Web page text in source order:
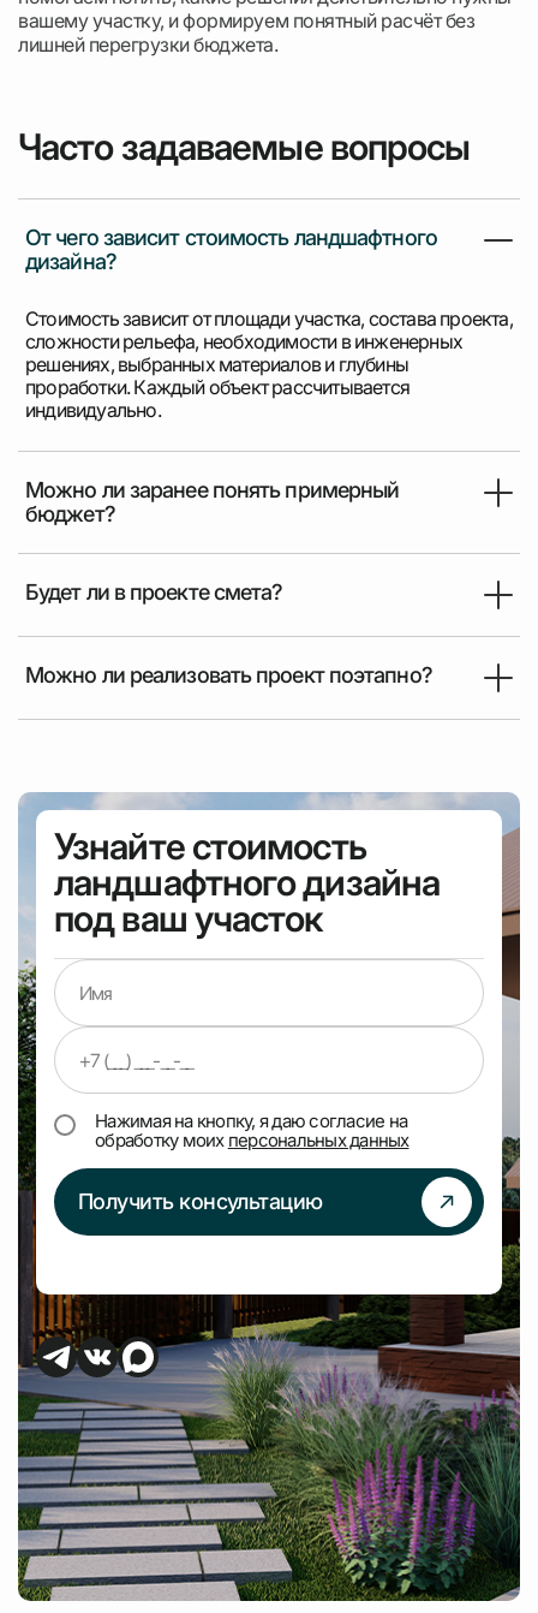
вашему участку, и формируем понятный расчёт без
лишней перегрузки бюджета.
Часто задаваемые вопросы
От чего зависит стоимость ландшафтного
дизайна?
Стоимость зависит от площади участка, состава проекта,
сложности рельефа, необходимости в инженерных
решениях, выбранных материалов и глубины
проработки. Каждый объект рассчитывается
индивидуально.
Можно ли заранее понять примерный
бюджет?
Будет ли в проекте смета?
Можно ли реализовать проект поэтапно?
Узнайте стоимость
ландшафтного дизайна
под ваш участок
Нажимая на кнопку, я даю согласие на
обработку моих персональных данных
Получить консультацию